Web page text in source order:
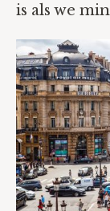
is als we